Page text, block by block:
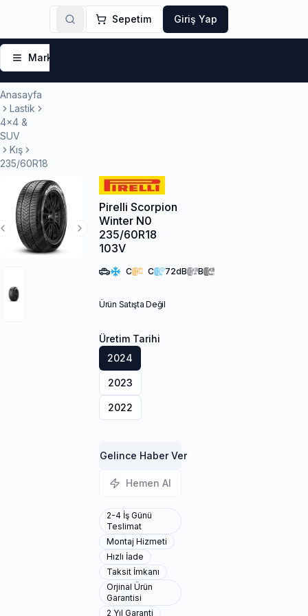
Sepetim Giriş Yap
Markalar
Anasayfa
Lastik
4x4 &
SUV
Kış
235/60R18
Next Slide
Previous Slide
Pirelli Scorpion
Winter N0
235/60R18
103V
C C 72dB B
Ürün Satışta Değil
Üretim Tarihi
2024
2023
2022
Gelince Haber Ver
Hemen Al
2-4 İş Günü
Teslimat
Montaj Hizmeti
Hızlı İade
Taksit İmkanı
Orjinal Ürün
Garantisi
2 Yıl Garanti